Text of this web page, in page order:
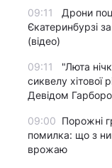
09:11
Дрони
Єкатеринбурзі
(відео)
09:11
"Люта
сиквелу хітової
Девідом
09:00 Порожні
помилка: що з
врожаю